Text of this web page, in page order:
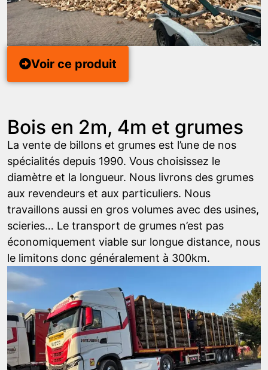
Voir ce produit
Bois en 2m, 4m et grumes
La vente de billons et grumes est l’une de nos
spécialités depuis 1990. Vous choisissez le
diamètre et la longueur. Nous livrons des grumes
aux revendeurs et aux particuliers. Nous
travaillons aussi en gros volumes avec des usines,
scieries… Le transport de grumes n’est pas
économiquement viable sur longue distance, nous
le limitons donc généralement à 300km.